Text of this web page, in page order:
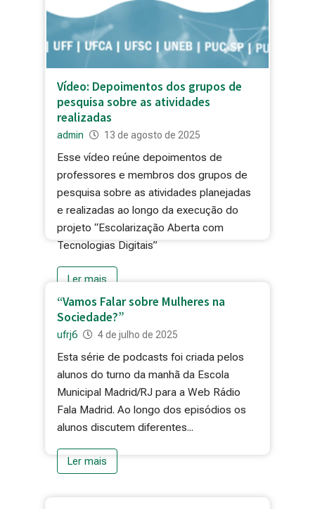
Vídeo: Depoimentos dos grupos de
pesquisa sobre as atividades
realizadas
admin 13 de agosto de 2025
Esse vídeo reúne depoimentos de
professores e membros dos grupos de
pesquisa sobre as atividades planejadas
e realizadas ao longo da execução do
projeto “Escolarização Aberta com
Tecnologias Digitais”
Ler mais
“Vamos Falar sobre Mulheres na
Sociedade?”
ufrj6 4 de julho de 2025
Esta série de podcasts foi criada pelos
alunos do turno da manhã da Escola
Municipal Madrid/RJ para a Web Rádio
Fala Madrid. Ao longo dos episódios os
alunos discutem diferentes...
Ler mais